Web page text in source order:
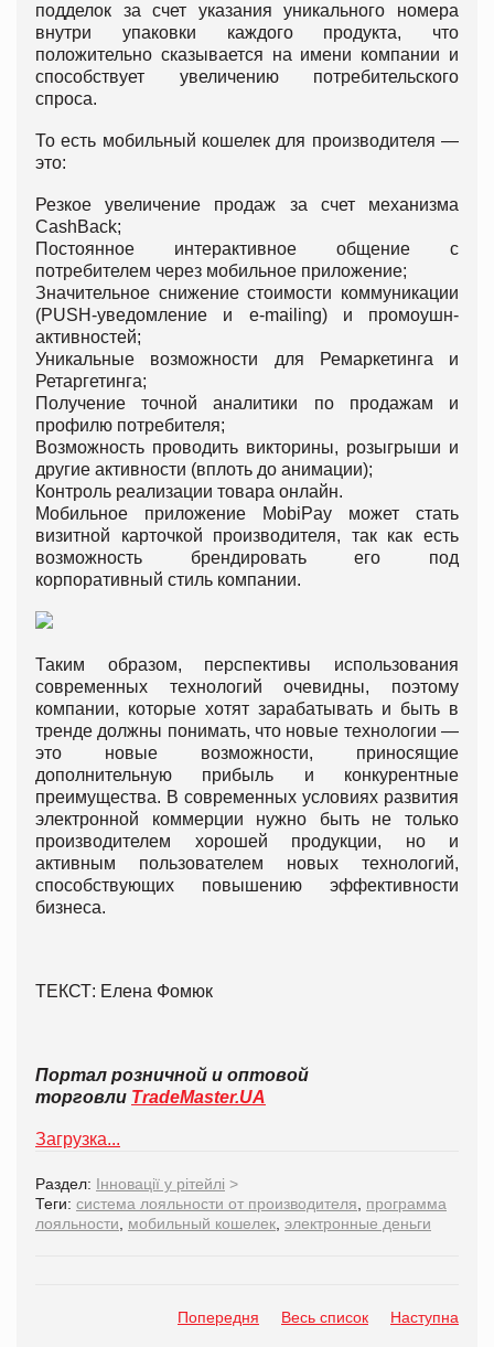
подделок за счет указания уникального номера
внутри упаковки каждого продукта, что
положительно сказывается на имени компании и
способствует увеличению потребительского
спроса.
То есть мобильный кошелек для производителя —
это:
Резкое увеличение продаж за счет механизма
CashBack;
Постоянное интерактивное общение с
потребителем через мобильное приложение;
Значительное снижение стоимости коммуникации
(PUSH-уведомление и e-mailing) и промоушн-
активностей;
Уникальные возможности для Ремаркетинга и
Ретаргетинга;
Получение точной аналитики по продажам и
профилю потребителя;
Возможность проводить викторины, розыгрыши и
другие активности (вплоть до анимации);
Контроль реализации товара онлайн.
Мобильное приложение MobiPay может стать
визитной карточкой производителя, так как есть
возможность брендировать его под
корпоративный стиль компании.
Таким образом, перспективы использования
современных технологий очевидны, поэтому
компании, которые хотят зарабатывать и быть в
тренде должны понимать, что новые технологии —
это новые возможности, приносящие
дополнительную прибыль и конкурентные
преимущества. В современных условиях развития
электронной коммерции нужно быть не только
производителем хорошей продукции, но и
активным пользователем новых технологий,
способствующих повышению эффективности
бизнеса.
ТЕКСТ: Елена Фомюк
Портал розничной и оптовой
торговли TradeMaster.UA
Загрузка...
Раздел: Інновації у рітейлі >
Теги: система лояльности от производителя
программа
лояльности
мобильный кошелек электронные деньги
Попередня Весь список Наступна